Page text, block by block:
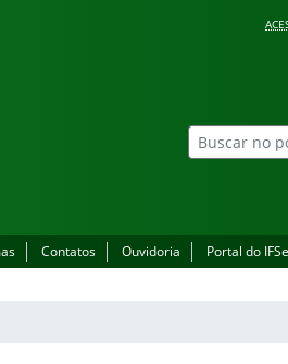
Contatos Ouvidoria Portal do